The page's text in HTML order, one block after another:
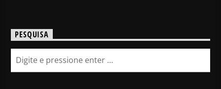
PESQUISA